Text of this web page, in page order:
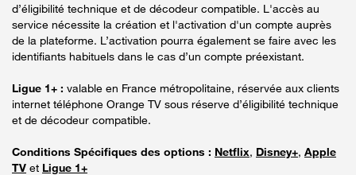
d’éligibilité technique et de décodeur compatible. L'accès au
service nécessite la création et l'activation d'un compte auprès
de la plateforme. L’activation pourra également se faire avec les
identifiants habituels dans le cas d’un compte préexistant.
Ligue 1+ : valable en France métropolitaine, réservée aux clients
internet téléphone Orange TV sous réserve d’éligibilité technique
et de décodeur compatible.
Conditions Spécifiques des options : Netflix, Disney+, Apple
TV et Ligue 1+